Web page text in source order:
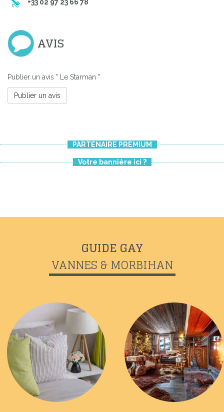
Previous
+33 02 97 23 66 78
AVIS
Publier un avis " Le Starman "
Publier un avis
PARTENAIRE PREMIUM
Votre bannière ici ?
GUIDE GAY
VANNES & MORBIHAN